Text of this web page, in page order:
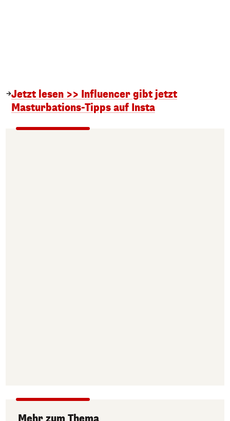
Jetzt lesen >> Influencer gibt jetzt
Masturbations-Tipps auf Insta